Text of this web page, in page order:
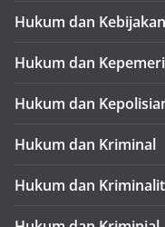
Hukum dan Kebijakan
Hukum dan
Hukum dan
Hukum dan Kriminal
Hukum dan